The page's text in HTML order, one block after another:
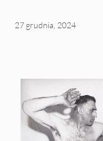
27 grudnia, 2024